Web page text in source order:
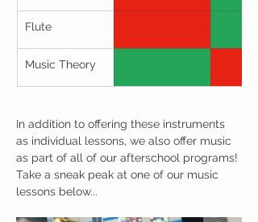
Flute
Music Theory
In addition to offering these instruments
as individual lessons, we also offer music
as part of all of our afterschool programs!
Take a sneak peak at one of our music
lessons below...